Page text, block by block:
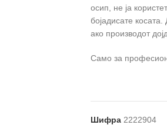
осип, не ја
бојадисате
ако производот
Само за
Шифра 2222904